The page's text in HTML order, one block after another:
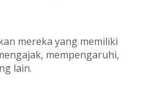
mereka yang memiliki
mempengaruhi,
lain.